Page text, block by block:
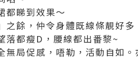
都睇到效果～
之餘，仲令身體既線條靚好多
落都瘦D，腰線都出番黎~
無局促感，唔勒，活動自如